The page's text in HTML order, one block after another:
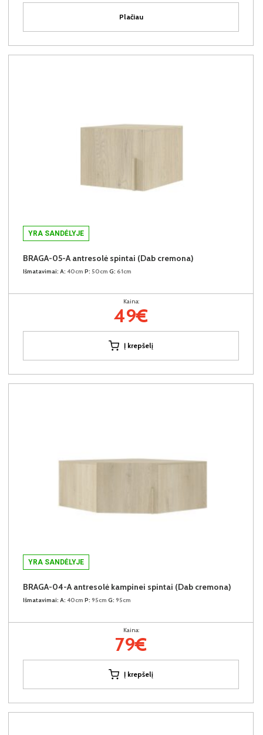
Plačiau
YRA SANDĖLYJE
BRAGA-05-A antresolė spintai (Dab cremona)
Išmatavimai: A: 40cm P: 50cm G: 61cm
Kaina:
49€
Į krepšelį
YRA SANDĖLYJE
BRAGA-04-A antresolė kampinei spintai (Dab cremona)
Išmatavimai: A: 40cm P: 95cm G: 95cm
Kaina:
79€
Į krepšelį